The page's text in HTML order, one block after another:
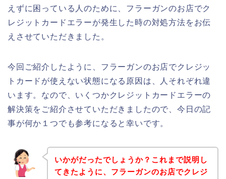
えずに困っている人のために、フラーガンのお店でク
レジットカードエラーが発生した時の対処方法をお伝
えさせていただきました。
今回ご紹介したように、フラーガンのお店でクレジッ
トカードが使えない状態になる原因は、人それぞれ違
います。なので、いくつかクレジットカードエラーの
解決策をご紹介させていただきましたので、今日の記
事が何か１つでも参考になると幸いです。
いかがだったでしょうか？これまで説明し
てきたように、フラーガンのお店でクレジ